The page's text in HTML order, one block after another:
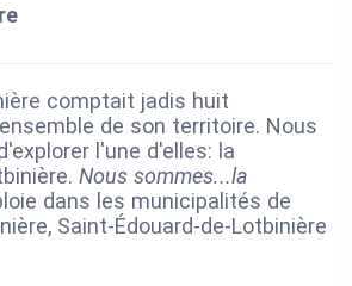
comptait jadis huit
de son territoire. Nous
l'une d'elles: la
Nous sommes...la
dans les municipalités de
Saint-Édouard-de-Lotbinière